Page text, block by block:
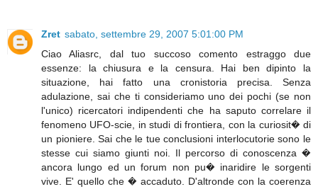
Zret sabato, settembre 29, 2007 5:01:00 PM
Ciao Aliasrc, dal tuo succoso comento estraggo due
essenze: la chiusura e la censura. Hai ben dipinto la
situazione, hai fatto una cronistoria precisa. Senza
adulazione, sai che ti consideriamo uno dei pochi (se non
l'unico) ricercatori indipendenti che ha saputo correlare il
fenomeno UFO-scie, in studi di frontiera, con la curiosit� di
un pioniere. Sai che le tue conclusioni interlocutorie sono le
stesse cui siamo giunti noi. Il percorso di conoscenza �
ancora lungo ed un forum non pu� inaridire le sorgenti
vive. E' quello che � accaduto. D'altronde con la coerenza